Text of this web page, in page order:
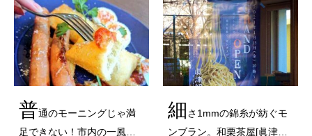
普通のモーニングじゃ満
足できない！市内の一風…
細さ1mmの錦糸が紡ぐモ
ンブラン。和栗茶屋[眞津…